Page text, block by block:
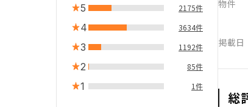
5 2175件
4 3634件
3 1192件
2 85件
1 1件
物件
掲載日
総